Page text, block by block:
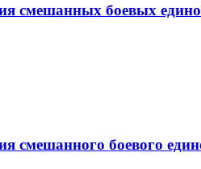
смешанных боевых
смешанного боевого